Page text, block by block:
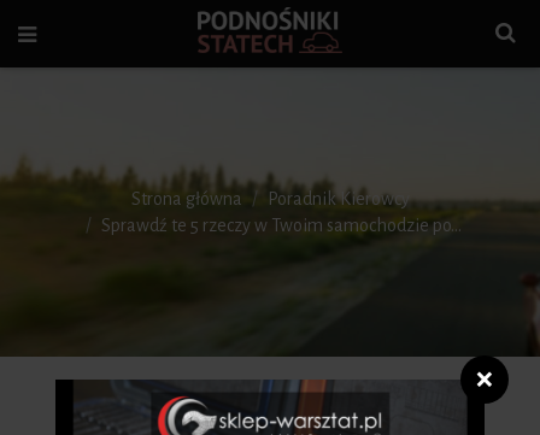
Strona główna
Poradnik Kierowcy
Sprawdź te 5 rzeczy w Twoim samochodzie po...
❌